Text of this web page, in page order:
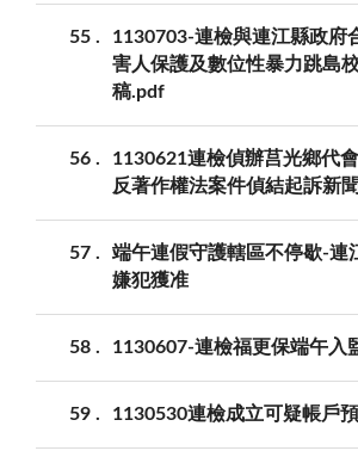
55
1130703-連檢與連江縣政府
害人保護及數位性暴力跳島
稿.pdf
56
1130621連檢偵辦莒光鄉代
反著作權法案件偵結起訴新
57
端午連假守護轄區不停歇-連
嫌犯獲准
58 1130607-連檢福更保端午入
59 1130530連檢成立可疑帳戶